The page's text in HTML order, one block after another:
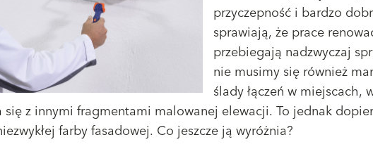
przyczepność i bardzo
sprawiają, że prace
przebiegają nadzwyczaj
nie musimy się również
ślady łączeń w miejscach,
się z innymi fragmentami malowanej elewacji. To jednak
farby fasadowej. Co jeszcze ją wyróżnia?